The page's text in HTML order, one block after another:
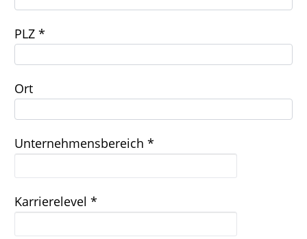
PLZ *
Ort
Unternehmensbereich *
Karrierelevel *